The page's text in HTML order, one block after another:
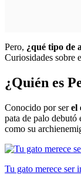
Pero, ¿qué tipo de
Curiosidades sobre
¿Quién es
Conocido por serel
pata de palo debutó
como su
Tu gato merece ser